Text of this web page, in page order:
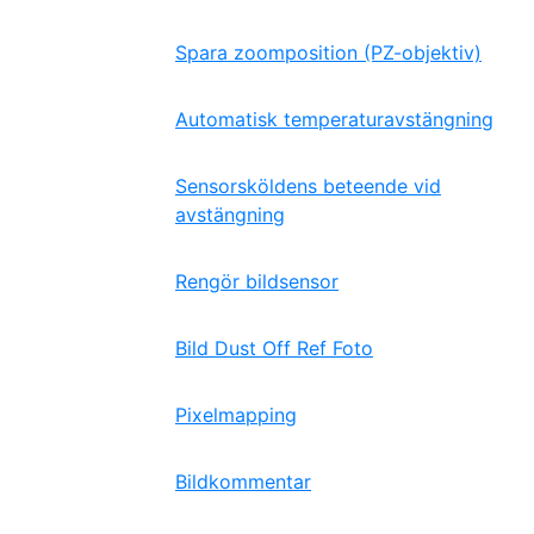
Spara zoomposition (PZ-objektiv)
Automatisk temperaturavstängning
Sensorsköldens beteende vid
avstängning
Rengör bildsensor
Bild Dust Off Ref Foto
Pixelmapping
Bildkommentar